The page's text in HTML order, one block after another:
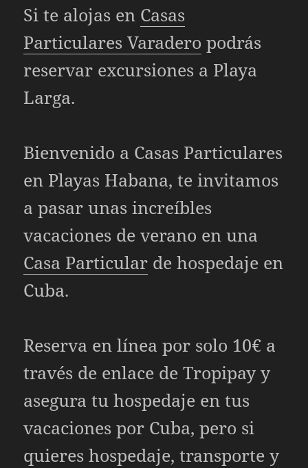
Si te alojas en Casas
Particulares Varadero podrás
reservar excursiones a Playa
Larga.
Bienvenido a Casas Particulares
en Playas Habana, te invitamos
a pasar unas increíbles
vacaciones de verano en una
Casa Particular de hospedaje en
Cuba.
Reserva en línea por solo 10€ a
través de enlace de Tropipay y
asegura tu hospedaje en tus
vacaciones por Cuba, pero si
quieres hospedaje, transporte y